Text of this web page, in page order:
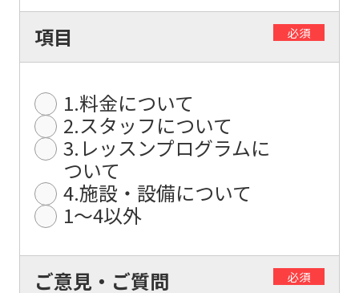
項目 必須
1.料金について
2.スタッフについて
3.レッスンプログラムに
ついて
4.施設・設備について
1〜4以外
ご意見・ご質問 必須
may
from
original
content.
ask